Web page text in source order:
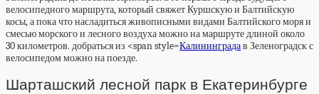
велосипедного маршрута, который свяжет Куршскую и Балтийскую
косы, а пока что насладиться живописными видами Балтийского моря и
смесью морского и лесного воздуха можно на маршруте длиной около
30 километров. добраться из <span style=Калининградав Зеленоградск с
велосипедом можно на поезде.
Шарташский лесной парк в Екатеринбурге